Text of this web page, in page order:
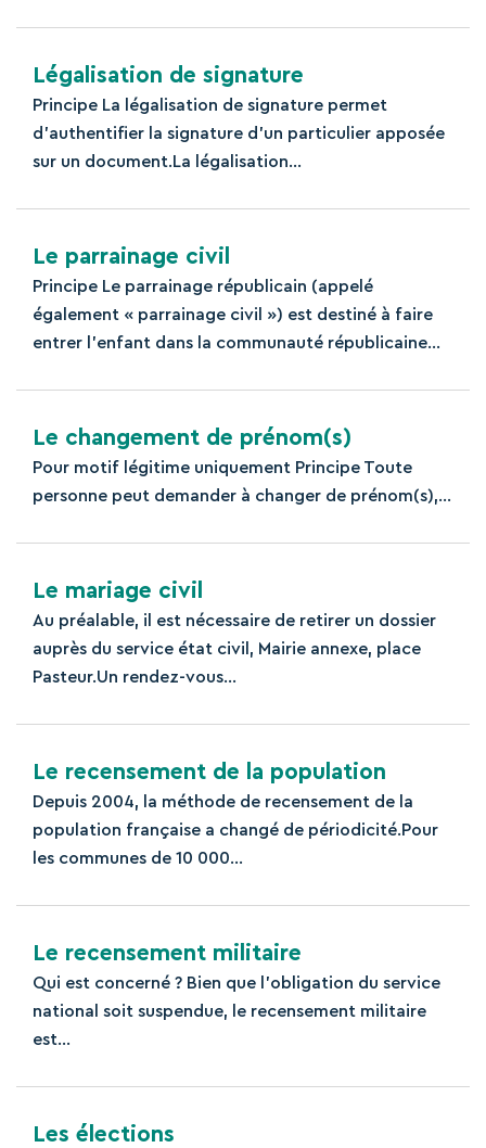
Légalisation de signature
Principe La légalisation de signature permet
d’authentifier la signature d’un particulier apposée
sur un document.La légalisation...
Le parrainage civil
Principe Le parrainage républicain (appelé
également « parrainage civil ») est destiné à faire
entrer l’enfant dans la communauté républicaine...
Le changement de prénom(s)
Pour motif légitime uniquement Principe Toute
personne peut demander à changer de prénom(s),...
Le mariage civil
Au préalable, il est nécessaire de retirer un dossier
auprès du service état civil, Mairie annexe, place
Pasteur.Un rendez-vous...
Le recensement de la population
Depuis 2004, la méthode de recensement de la
population française a changé de périodicité.Pour
les communes de 10 000...
Le recensement militaire
Qui est concerné ? Bien que l’obligation du service
national soit suspendue, le recensement militaire
est...
Les élections